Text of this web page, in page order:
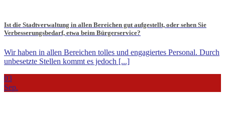
Ist die Stadtverwaltung in allen Bereichen gut aufgestellt, oder sehen Sie
Verbesserungsbedarf, etwa beim Bürgerservice?
Wir haben in allen Bereichen tolles und engagiertes Personal. Durch
unbesetzte Stellen kommt es jedoch [...]
03
Sep.